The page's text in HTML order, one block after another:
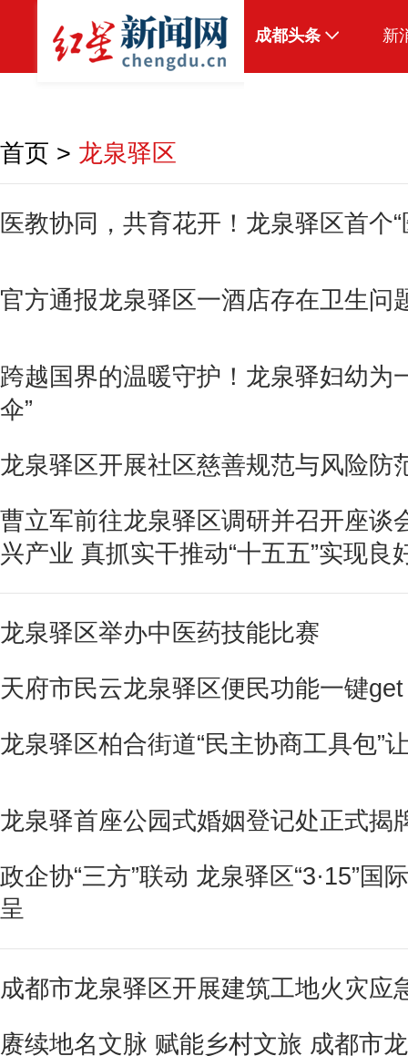
成都头条
头条智造
传真机
新
首页 > 龙泉驿区
医教协同，共育花开！龙泉驿区首个
官方通报龙泉驿区一酒店存在卫生问
跨越国界的温暖守护！龙泉驿妇幼为
伞”
龙泉驿区开展社区慈善规范与风险防
曹立军前往龙泉驿区调研并召开座谈
兴产业 真抓实干推动“十五五”实现良
龙泉驿区举办中医药技能比赛
天府市民云龙泉驿区便民功能一键get
龙泉驿区柏合街道“民主协商工具包”
龙泉驿首座公园式婚姻登记处正式揭
政企协“三方”联动 龙泉驿区“3·15”国
呈
成都市龙泉驿区开展建筑工地火灾应
赓续地名文脉 赋能乡村文旅 成都市